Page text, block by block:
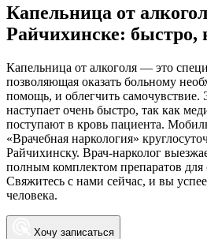
Капельница от
Райчихинске: быстро,
Капельница от алкоголя — это
позволяющая оказать больному
помощь, и облегчить
наступает очень быстро, так как
поступают в кровь пациента.
«Врачебная наркология»
Райчихинску. Врач-нарколог
полным комплектом препаратов
Свяжитесь с нами сейчас, и вы
человека.
Хочу записаться